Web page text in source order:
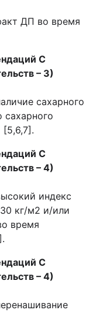
ДП во время
С
– 3)
сахарного
сахарного
С
– 4)
индекс
кг/м2 и/или
время
С
– 4)